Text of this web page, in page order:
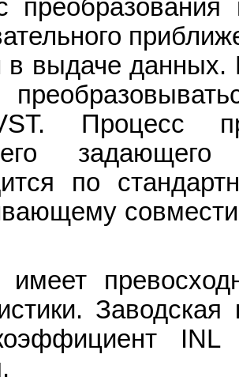
в выдаче
Процесс
по
имеет